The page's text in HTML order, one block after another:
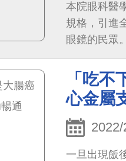
本院眼科醫
規格，引進
眼鏡的民眾
代人工需進
「吃
心金屬
一旦出現飯